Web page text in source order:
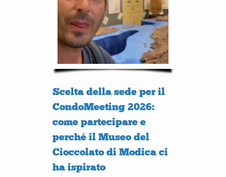
Scelta della sede per il
CondoMeeting 2026:
come partecipare e
perché il Museo del
Cioccolato di Modica ci
ha ispirato